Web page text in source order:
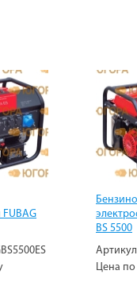
BS 5500
Цена по